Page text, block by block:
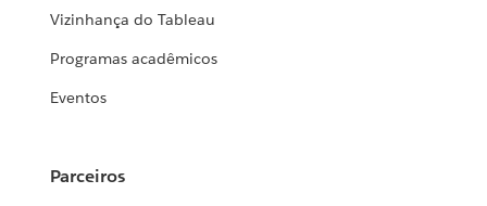
Vizinhança do Tableau
Programas acadêmicos
Eventos
Parceiros